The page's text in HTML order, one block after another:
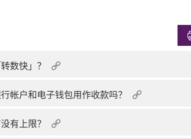
数快」？
帐户和电子钱包用作收款吗？
有上限？